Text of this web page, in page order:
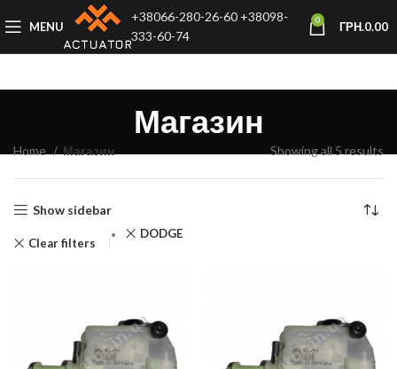
MENU
+38066-280-26-60 +38098-
333-60-74
0 ГРН.0.00
Магазин
Home Магазин Showing all 5 results
Show sidebar
Clear filters
DODGE